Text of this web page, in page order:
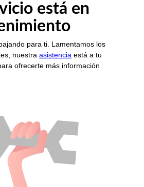
está en
para ti. Lamentamos los
nuestra asistencia está a tu
ofrecerte más información